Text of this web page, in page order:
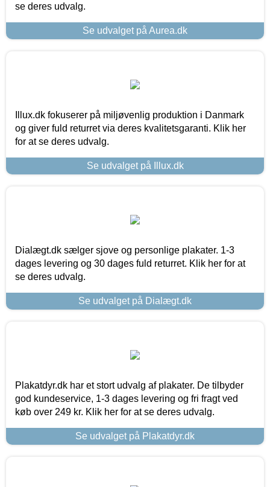
se deres udvalg.
Se udvalget på Aurea.dk
Illux.dk fokuserer på miljøvenlig produktion i Danmark
og giver fuld returret via deres kvalitetsgaranti. Klik her
for at se deres udvalg.
Se udvalget på Illux.dk
Dialægt.dk sælger sjove og personlige plakater. 1-3
dages levering og 30 dages fuld returret. Klik her for at
se deres udvalg.
Se udvalget på Dialægt.dk
Plakatdyr.dk har et stort udvalg af plakater. De tilbyder
god kundeservice, 1-3 dages levering og fri fragt ved
køb over 249 kr. Klik her for at se deres udvalg.
Se udvalget på Plakatdyr.dk